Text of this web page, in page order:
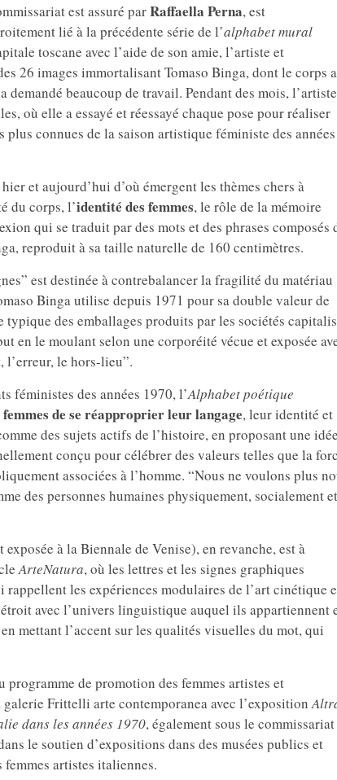
est assuré parRaffaella Perna, est
lié à la précédente série de l’alphabet mural
toscane avec l’aide de son amie, l’artiste et
26 images immortalisant Tomaso Binga, dont le corps a
demandé beaucoup de travail. Pendant des mois,
où elle a essayé et réessayé chaque pose pour réaliser
connues de la saison artistique féministe des années
et aujourd’hui d’où émergent les thèmes chers à
du corps, l’identité des femmes, le rôle de la mémoire
qui se traduit par des mots et des phrases composés
reproduit à sa taille naturelle de 160 centimètres.
est destinée à contrebalancer la fragilité du matériau
Binga utilise depuis 1971 pour sa double valeur de
des emballages produits par les sociétés
en le moulant selon une corporéité vécue et exposée
l’erreur, le hors-lieu”.
féministes des années 1970, l’Alphabet poétique
de se réapproprier leur langage, leur identité et
des sujets actifs de l’histoire, en proposant une idée
conçu pour célébrer des valeurs telles que la
associées à l’homme. “Nous ne voulons plus
des personnes humaines physiquement, socialement et
à la Biennale de Venise), en revanche, est à
ArteNatura, où les lettres et les signes graphiques
les expériences modulaires de l’art cinétique
avec l’univers linguistique auquel ils appartiennent
mettant l’accent sur les qualités visuelles du mot, qui
de promotion des femmes artistes et
Frittelli arte contemporanea avec l’exposition
dans les années 1970, également sous le commissariat
le soutien d’expositions dans des musées publics et
artistes italiennes.